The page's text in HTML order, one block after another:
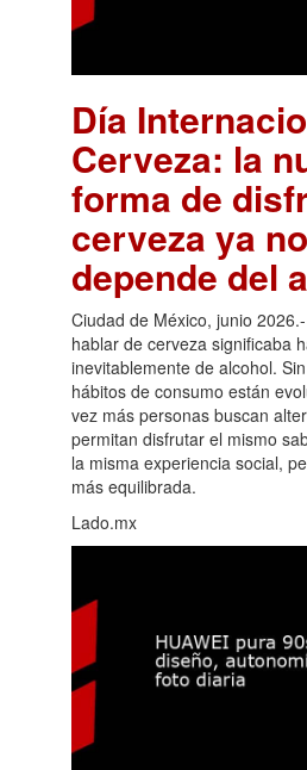
Día
Cerveza: la
forma de
cerveza ya no
depende del
Ciudad de México, junio
hablar de cerveza significaba
inevitablemente de alcohol.
hábitos de consumo están
vez más personas buscan
permitan disfrutar el mismo
la misma experiencia social,
más equilibrada.
Lado.mx